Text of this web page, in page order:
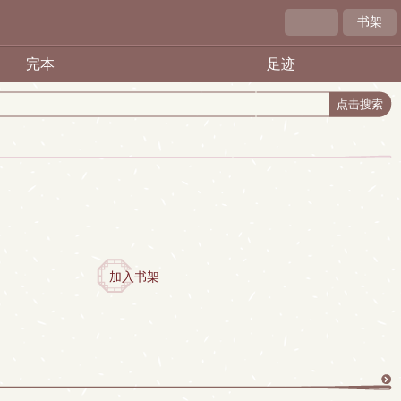
书架
完本 足迹
加入书架